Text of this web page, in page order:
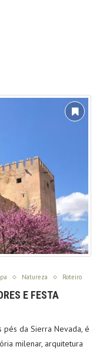
Natureza Roteiro
E FESTA
pés da Sierra Nevada, é
milenar, arquitetura